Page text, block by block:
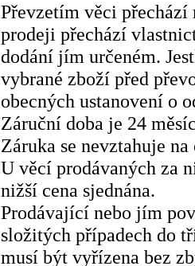
Převzetím věci
prodeji přechází
dodání jím určeném.
vybrané zboží před
obecných ustanovení o
Záruční doba je 24
Záruka se nevztahuje
U věcí prodávaných za
nižší cena sjednána.
Prodávající nebo jím
složitých případech do
musí být vyřízena bez